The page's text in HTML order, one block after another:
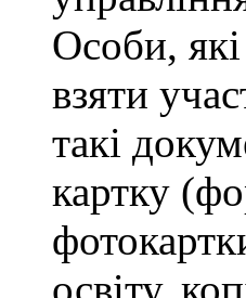
Особи,
взяти
такі
картку
освіту,